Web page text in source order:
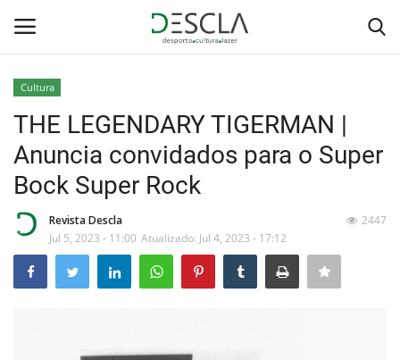
Home
Desporto
Cultura
THE LEGENDARY TIGERMAN |
Anuncia convidados para o Super
Bock Super Rock
Revista Descla
Jul 5, 2023 - 11:00 Atualizado: Jul 4, 2023 - 17:12
2447